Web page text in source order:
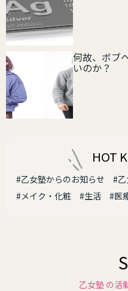
何故、ボブ
いのか？
HOT
#乙女塾からのお知らせ #
#メイク・化粧
#生活 #医
乙女塾 の活